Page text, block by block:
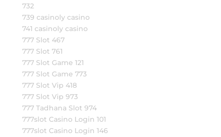
732
739 casinoly casino
741 casinoly casino
777 Slot 467
777 Slot 761
777 Slot Game 121
777 Slot Game 773
777 Slot Vip 418
777 Slot Vip 973
777 Tadhana Slot 974
777slot Casino Login 101
777slot Casino Login 146